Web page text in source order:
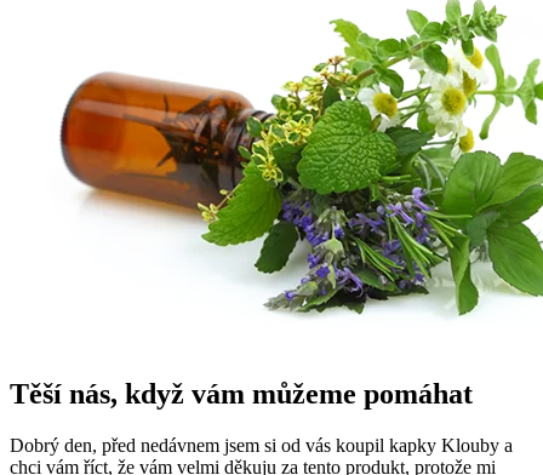
Těší nás, když vám můžeme pomáhat
Dobrý den, před nedávnem jsem si od vás koupil kapky Klouby a
chci vám říct, že vám velmi děkuju za tento produkt, protože mi